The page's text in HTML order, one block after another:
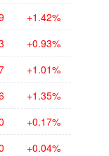
+1.42%
+0.93%
+1.01%
+1.35%
+0.17%
+0.04%